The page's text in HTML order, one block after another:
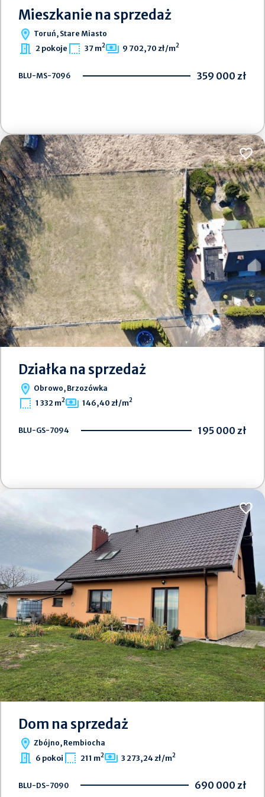
Mieszkanie na sprzedaż
Toruń, Stare Miasto
2 pokoje 37 m2 9 702,70 zł/m2
BLU-MS-7096 359 000 zł
Działka na sprzedaż
Obrowo, Brzozówka
1 332 m2 146,40 zł/m2
BLU-GS-7094 195 000 zł
Dom na sprzedaż
Zbójno, Rembiocha
6 pokoi 211 m2 3 273,24 zł/m2
BLU-DS-7090 690 000 zł